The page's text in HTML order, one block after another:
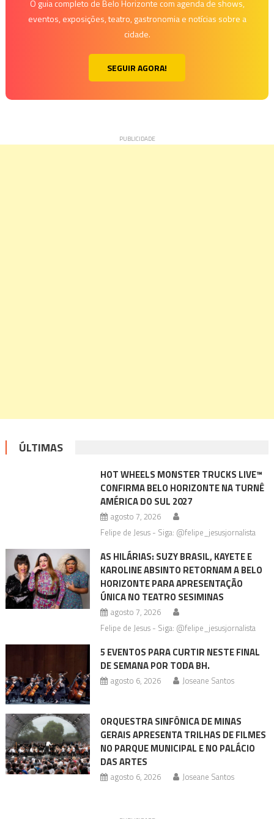
O guia completo de Belo Horizonte com agenda de shows,
eventos, exposições, teatro, gastronomia e notícias sobre a
cidade.
SEGUIR AGORA!
ÚLTIMAS
HOT WHEELS MONSTER TRUCKS LIVE™
CONFIRMA BELO HORIZONTE NA TURNÊ
AMÉRICA DO SUL 2027
agosto 7, 2026
Felipe de Jesus - Siga: @felipe_jesusjornalista
AS HILÁRIAS: SUZY BRASIL, KAYETE E
KAROLINE ABSINTO RETORNAM A BELO
HORIZONTE PARA APRESENTAÇÃO
ÚNICA NO TEATRO SESIMINAS
agosto 7, 2026
Felipe de Jesus - Siga: @felipe_jesusjornalista
5 EVENTOS PARA CURTIR NESTE FINAL
DE SEMANA POR TODA BH.
agosto 6, 2026 Joseane Santos
ORQUESTRA SINFÔNICA DE MINAS
GERAIS APRESENTA TRILHAS DE FILMES
NO PARQUE MUNICIPAL E NO PALÁCIO
DAS ARTES
agosto 6, 2026 Joseane Santos